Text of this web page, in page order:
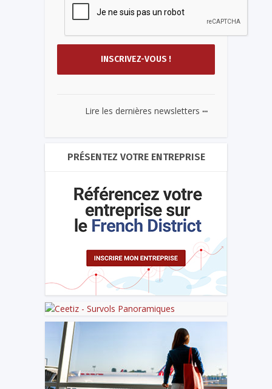
Lire les dernières newsletters ...
PRÉSENTEZ VOTRE ENTREPRISE